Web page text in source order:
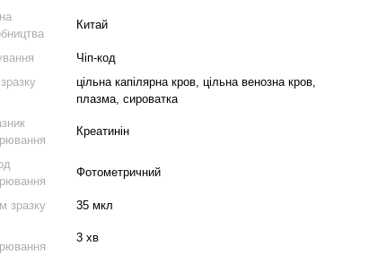
Китай
Чіп-код
цільна капілярна кров, цільна венозна кров,
плазма, сироватка
Креатинін
Фотометричний
зразку
35 мкл
3 хв